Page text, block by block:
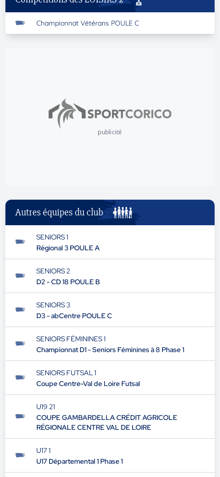
Championnat Vétérans POULE C
publicité
Autres équipes du club
SENIORS 1
Régional 3 POULE A
SENIORS 2
D2 - CD 18 POULE B
SENIORS 3
D3 - abCentre POULE C
SENIORS FÉMININES 1
Championnat D1 - Seniors Féminines à 8 Phase 1
SENIORS FUTSAL 1
Coupe Centre-Val de Loire Futsal
U19 21
COUPE GAMBARDELLA CRÉDIT AGRICOLE
RÉGIONALE CENTRE VAL DE LOIRE
U17 1
U17 Départemental 1 Phase 1